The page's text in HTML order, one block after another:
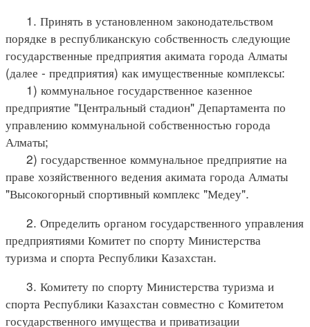
1. Принять в установленном законодательством
порядке в республиканскую собственность следующие
государственные предприятия акимата города Алматы
(далее - предприятия) как имущественные комплексы:
1) коммунальное государственное казенное
предприятие "Центральный стадион" Департамента по
управлению коммунальной собственностью города
Алматы;
2) государственное коммунальное предприятие на
праве хозяйственного ведения акимата города Алматы
"Высокогорный спортивный комплекс "Медеу".
2. Определить органом государственного управления
предприятиями Комитет по спорту Министерства
туризма и спорта Республики Казахстан.
3. Комитету по спорту Министерства туризма и
спорта Республики Казахстан совместно с Комитетом
государственного имущества и приватизации